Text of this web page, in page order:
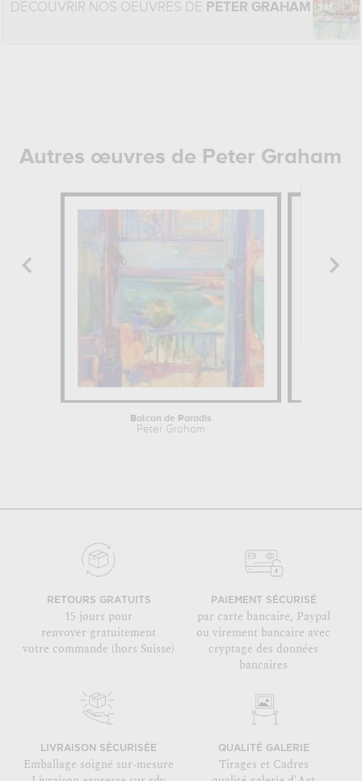
DÉCOUVRIR NOS OEUVRES DE PETER GRAHAM
Autres œuvres de Peter Graham
Balcon de Paradis
Peter Graham
RETOURS GRATUITS
15 jours pour
renvoyer gratuitement
votre commande (hors Suisse)
PAIEMENT SÉCURISÉ
par carte bancaire, Paypal
ou virement bancaire avec
cryptage des données
bancaires
LIVRAISON SÉCURISÉE
Emballage soigné sur-mesure
QUALITÉ GALERIE
Tirages et Cadres